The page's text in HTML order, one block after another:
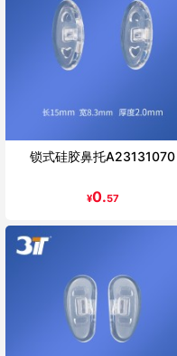
锁式硅胶鼻托A23131070
¥0.57